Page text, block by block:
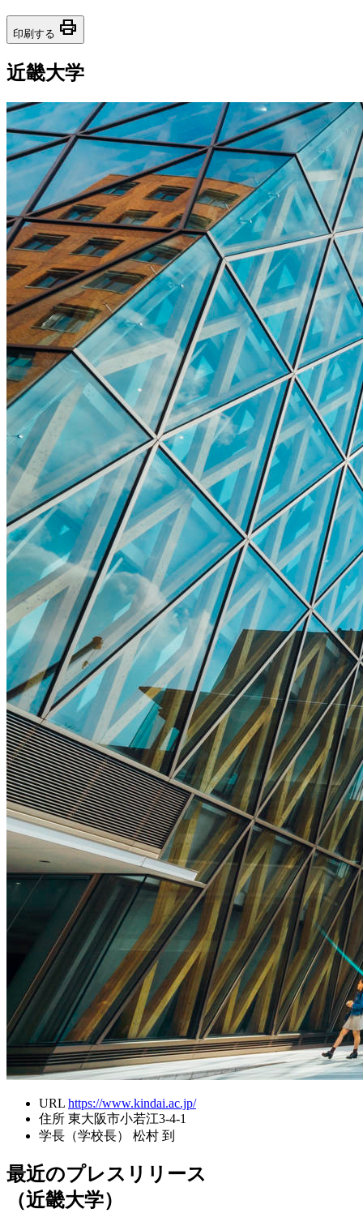
印刷する print
近畿大学
URL https://www.kindai.ac.jp/
住所 東大阪市小若江3-4-1
学長（学校長）
松村 到
最近のプレスリリース
（近畿大学）